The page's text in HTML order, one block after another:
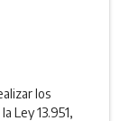
los
Ley 13.951,